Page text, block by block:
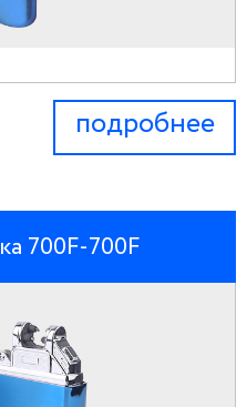
подробнее
700F-700F